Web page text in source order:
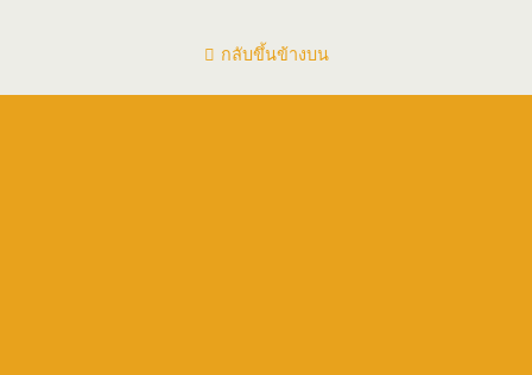
กลับขึ้นข้างบน